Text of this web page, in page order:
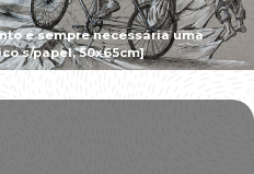
é sempre necessária uma
s/papel, 50x65cm]